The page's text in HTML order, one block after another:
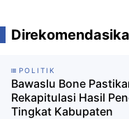
POLITIK
Bawaslu Bone
Rekapitulasi Hasil
Tingkat Kabupaten